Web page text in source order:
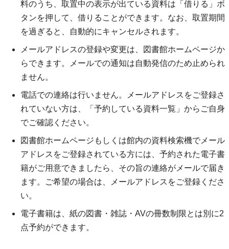
料のうち、取置中の表示が出ている資料は「借りる」ボ
タンを押して、借りることができます。なお、取置期間
を過ぎると、自動的にキャンセルされます。
メールアドレスの登録や変更は、図書館ホームページか
らできます。メールでの通知は自動発信のため止められ
ません。
電話での連絡は行いません。メールアドレスをご登録さ
れていない方は、「予約している資料一覧」からご自身
でご確認ください。
図書館ホームページもしくは館内の資料検索機でメール
アドレスをご登録されている方には、予約された電子書
籍がご用意できましたら、その旨の連絡がメールで届き
ます。ご希望の場合は、メールアドレスをご登録くださ
い。
電子書籍は、紙の図書・雑誌・AVの冊数制限とは別に2
点予約ができます。